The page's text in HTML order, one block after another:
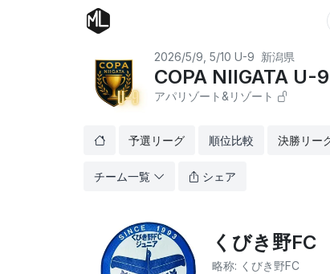
2026/5/9, 5/10 U-9 新潟県
COPA NIIGATA U-
アパリゾート&リゾート
予選リーグ 順位比較 決勝リー
チーム一覧 シェア
くびき野FC
略称: くびき野FC